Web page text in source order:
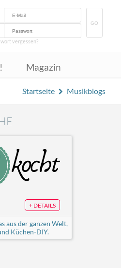
GO
vergessen?
Magazin
Startseite Musikblogs
+ DETAILS
aus der ganzen Welt,
Küchen-DIY.